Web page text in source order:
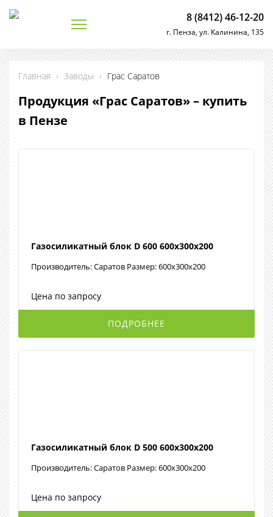
8 (8412) 46-12-20
г. Пенза, ул. Калинина, 135
Главная › Заводы › Грас Саратов
Продукция «Грас Саратов» – купить
в Пензе
Газосиликатный блок D 600 600х300х200
Производитель: Саратов Размер: 600х300х200
Цена по запросу
ПОДРОБНЕЕ
Газосиликатный блок D 500 600х300х200
Производитель: Саратов Размер: 600х300х200
Цена по запросу